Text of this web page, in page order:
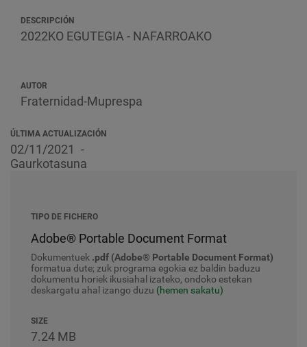
DESCRIPCIÓN
2022KO EGUTEGIA - NAFARROAKO
AUTOR
Fraternidad-Muprespa
ÚLTIMA ACTUALIZACIÓN
02/11/2021
Gaurkotasuna
TIPO DE FICHERO
Adobe® Portable Document Format
Dokumentuek .pdf (Adobe® Portable Document Format)
formatua dute; zuk programa egokia ez baldin baduzu
dokumentu horiek ikusiahal izateko, ondoko estekan
deskargatu ahal izango duzu (hemen sakatu)
SIZE
7.24 MB